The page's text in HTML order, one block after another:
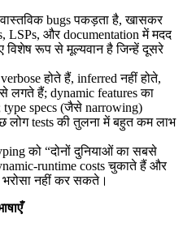
वास्तविक bugs पकड़ता है, खासकर
LSPs, और documentation में मदद
विशेष रूप से मूल्यवान है जिन्हें दूसरे
होते हैं, inferred नहीं होते,
लगते हैं; dynamic features का
type specs (जैसे narrowing)
लोग tests की तुलना में बहुत कम लाभ
को “दोनों दुनियाओं का सबसे
runtime costs चुकाते हैं और
भरोसा नहीं कर सकते।